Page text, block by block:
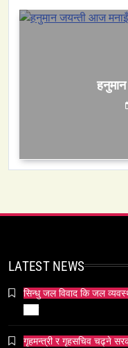
सेतो
प्रतिशोध होइन,
LATEST NEWS
सिन्धु जल विवाद कि जल
गृहमन्त्री र गृहसचिव चढ्ने